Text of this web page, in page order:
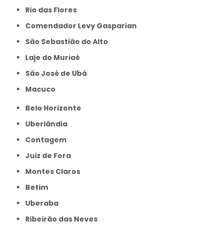
Rio das Flores
Comendador Levy Gasparian
São Sebastião do Alto
Laje do Muriaé
São José de Ubá
Macuco
Belo Horizonte
Uberlândia
Contagem
Juiz de Fora
Montes Claros
Betim
Uberaba
Ribeirão das Neves